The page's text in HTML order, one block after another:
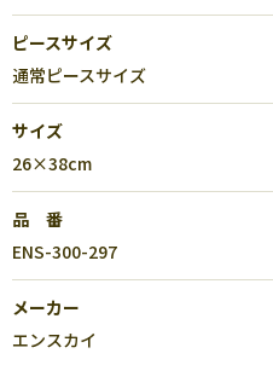
ピースサイズ
通常ピースサイズ
サイズ
26×38cm
品 番
ENS-300-297
メーカー
エンスカイ